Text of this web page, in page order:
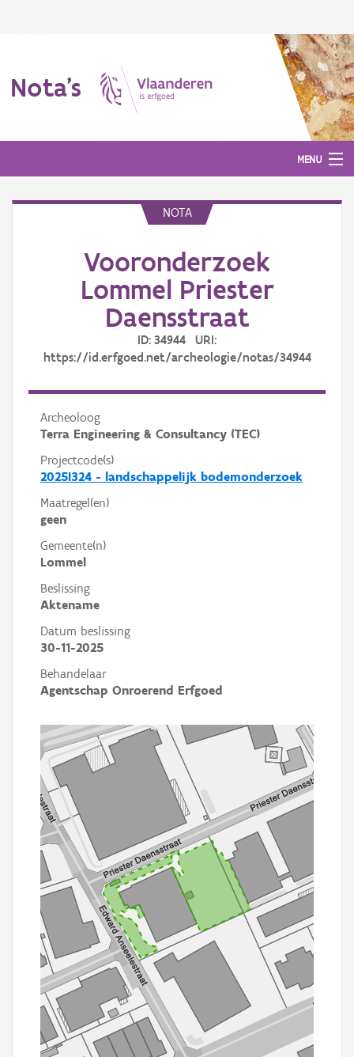
Nota's
MENU
NOTA
Vooronderzoek
Lommel Priester
Daensstraat
ID: 34944 URI:
https://id.erfgoed.net/archeologie/notas/34944
Archeoloog
Terra Engineering & Consultancy (TEC)
Projectcode(s)
2025I324 - landschappelijk bodemonderzoek
Maatregel(en)
geen
Gemeente(n)
Lommel
Beslissing
Aktename
Datum beslissing
30-11-2025
Behandelaar
Agentschap Onroerend Erfgoed